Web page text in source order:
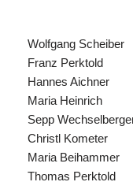
Wolfgang Scheiber
Franz Perktold
Hannes Aichner
Maria Heinrich
Sepp
Christl Kometer
Maria Beihammer
Thomas Perktold